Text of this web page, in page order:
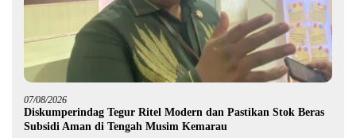
07/08/2026
Diskumperindag Tegur Ritel Modern dan Pastikan Stok Beras
Subsidi Aman di Tengah Musim Kemarau